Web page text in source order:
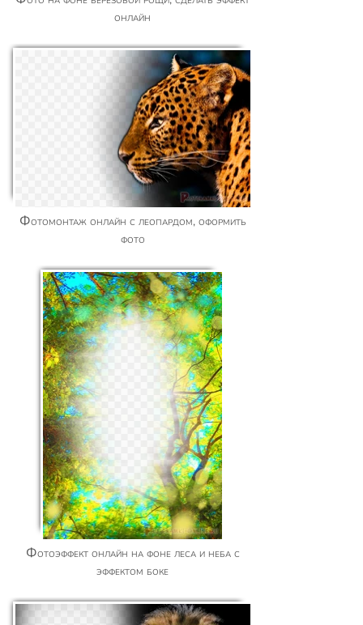
онлайн
Фотомонтаж онлайн с леопардом, оформить
фото
Фотоэффект онлайн на фоне леса и неба с
эффектом боке